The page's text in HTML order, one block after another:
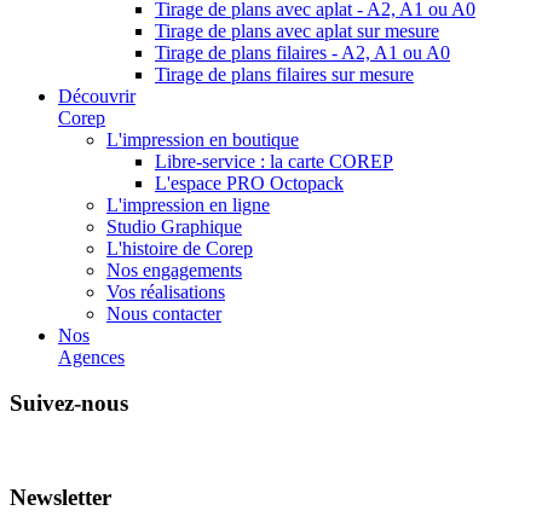
Tirage de plans avec aplat - A2, A1 ou A0
Tirage de plans avec aplat sur mesure
Tirage de plans filaires - A2, A1 ou A0
Tirage de plans filaires sur mesure
Découvrir
Corep
L'impression en boutique
Libre-service : la carte COREP
L'espace PRO Octopack
L'impression en ligne
Studio Graphique
L'histoire de Corep
Nos engagements
Vos réalisations
Nous contacter
Nos
Agences
Suivez-nous
Newsletter